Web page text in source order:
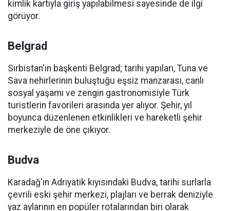
kimlik kartıyla giriş yapılabilmesi sayesinde de ilgi
görüyor.
Belgrad
Sırbistan'ın başkenti Belgrad; tarihi yapıları, Tuna ve
Sava nehirlerinin buluştuğu eşsiz manzarası, canlı
sosyal yaşamı ve zengin gastronomisiyle Türk
turistlerin favorileri arasında yer alıyor. Şehir, yıl
boyunca düzenlenen etkinlikleri ve hareketli şehir
merkeziyle de öne çıkıyor.
Budva
Karadağ'ın Adriyatik kıyısındaki Budva, tarihi surlarla
çevrili eski şehir merkezi, plajları ve berrak deniziyle
yaz aylarının en popüler rotalarından biri olarak